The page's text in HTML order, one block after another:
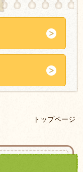
トップページ